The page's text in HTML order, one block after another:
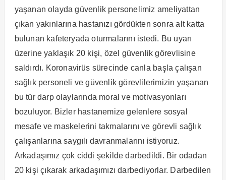
yaşanan olayda güvenlik personelimiz ameliyattan
çıkan yakınlarına hastanızı gördükten sonra alt katta
bulunan kafeteryada oturmalarını istedi. Bu uyarı
üzerine yaklaşık 20 kişi, özel güvenlik görevlisine
saldırdı. Koronavirüs sürecinde canla başla çalışan
sağlık personeli ve güvenlik görevlilerimizin yaşanan
bu tür darp olaylarında moral ve motivasyonları
bozuluyor. Bizler hastanemize gelenlere sosyal
mesafe ve maskelerini takmalarını ve görevli sağlık
çalışanlarına saygılı davranmalarını istiyoruz.
Arkadaşımız çok ciddi şekilde darbedildi. Bir odadan
20 kişi çıkarak arkadaşımızı darbediyorlar. Darbedilen